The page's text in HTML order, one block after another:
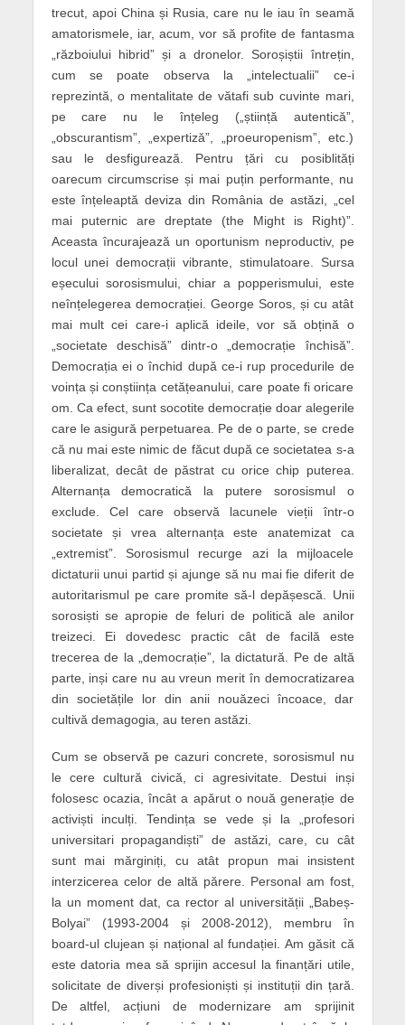
trecut, apoi China și Rusia, care nu le iau în seamă
amatorismele, iar, acum, vor să profite de fantasma
„războiului hibrid” și a dronelor. Soroșiștii întrețin,
cum se poate observa la „intelectualii” ce-i
reprezintă, o mentalitate de vătafi sub cuvinte mari,
pe care nu le înțeleg („știință autentică”,
„obscurantism”, „expertiză”, „proeuropenism”, etc.)
sau le desfigurează. Pentru țări cu posiblități
oarecum circumscrise și mai puțin performante, nu
este înțeleaptă deviza din România de astăzi, „cel
mai puternic are dreptate (the Might is Right)”.
Aceasta încurajează un oportunism neproductiv, pe
locul unei democrații vibrante, stimulatoare. Sursa
eșecului sorosismului, chiar a popperismului, este
neînțelegerea democrației. George Soros, și cu atât
mai mult cei care-i aplică ideile, vor să obțină o
„societate deschisă” dintr-o „democrație închisă”.
Democrația ei o închid după ce-i rup procedurile de
voința și conștiința cetățeanului, care poate fi oricare
om. Ca efect, sunt socotite democrație doar alegerile
care le asigură perpetuarea. Pe de o parte, se crede
că nu mai este nimic de făcut după ce societatea s-a
liberalizat, decât de păstrat cu orice chip puterea.
Alternanța democratică la putere sorosismul o
exclude. Cel care observă lacunele vieții într-o
societate și vrea alternanța este anatemizat ca
„extremist”. Sorosismul recurge azi la mijloacele
dictaturii unui partid și ajunge să nu mai fie diferit de
autoritarismul pe care promite să-l depășescă. Unii
sorosiști se apropie de feluri de politică ale anilor
treizeci. Ei dovedesc practic cât de facilă este
trecerea de la „democrație”, la dictatură. Pe de altă
parte, inși care nu au vreun merit în democratizarea
din societățile lor din anii nouăzeci încoace, dar
cultivă demagogia, au teren astăzi.
Cum se observă pe cazuri concrete, sorosismul nu
le cere cultură civică, ci agresivitate. Destui inși
folosesc ocazia, încât a apărut o nouă generație de
activiști inculți. Tendința se vede și la „profesori
universitari propagandiști” de astăzi, care, cu cât
sunt mai mărginiți, cu atât propun mai insistent
interzicerea celor de altă părere. Personal am fost,
la un moment dat, ca rector al universității „Babeș-
Bolyai” (1993-2004 și 2008-2012), membru în
board-ul clujean și național al fundației. Am găsit că
este datoria mea să sprijin accesul la finanțări utile,
solicitate de diverși profesioniști și instituții din țară.
De altfel, acțiuni de modernizare am sprijinit